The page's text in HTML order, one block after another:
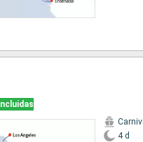
4 d